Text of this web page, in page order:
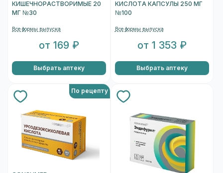
КИШЕЧНОРАСТВОРИМЫЕ 20
МГ №30
Все формы выпуска
от 169 ₽
Выбрать аптеку
КИСЛОТА КАПСУЛЫ 250 МГ
№100
Все формы выпуска
от 1 353 ₽
Выбрать аптеку
По рецепту